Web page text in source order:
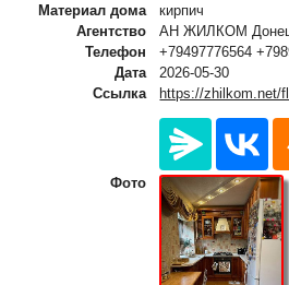
Материал дома
кирпич
Агентство
АН ЖИЛКОМ
Телефон
+79497776564
Дата
2026-05-30
Ссылка
https://zhilkom.net/
Фото